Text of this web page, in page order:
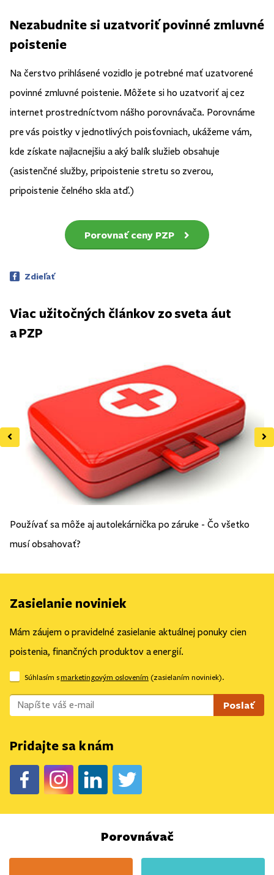
Nezabudnite si uzatvoriť povinné zmluvné
poistenie
Na čerstvo prihlásené vozidlo je potrebné mať uzatvorené
povinné zmluvné poistenie. Môžete si ho uzatvoriť aj cez
internet prostredníctvom nášho porovnávača. Porovnáme
pre vás poistky v jednotlivých poisťovniach, ukážeme vám,
kde získate najlacnejšiu a aký balík služieb obsahuje
(asistenčné služby, pripoistenie stretu so zverou,
pripoistenie čelného skla atď.)
Porovnať ceny PZP
Zdieľať
Viac užitočných článkov zo sveta áut
a PZP
Používať sa môže aj autolekárnička po záruke - Čo všetko
musí obsahovať?
Zasielanie noviniek
Mám záujem o pravidelné zasielanie aktuálnej ponuky cien
poistenia, finančných produktov a energií.
Súhlasím smarketingovým oslovením (zasielaním noviniek).
Pridajte sa k nám
Porovnávač